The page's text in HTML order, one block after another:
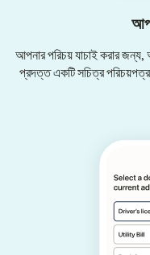
আপনার পরিচয় যাচাই করার জন্য,
প্রদত্ত একটি সচিত্র পরিচয়পত্র